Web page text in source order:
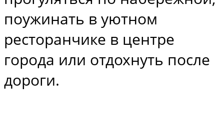
поужинать в уютном
ресторанчике в центре
города или отдохнуть после
дороги.